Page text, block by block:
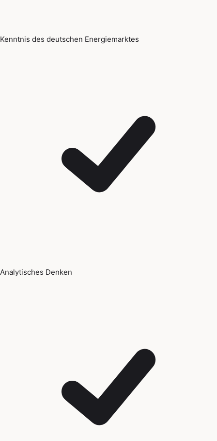
Kenntnis des deutschen Energiemarktes
Analytisches Denken